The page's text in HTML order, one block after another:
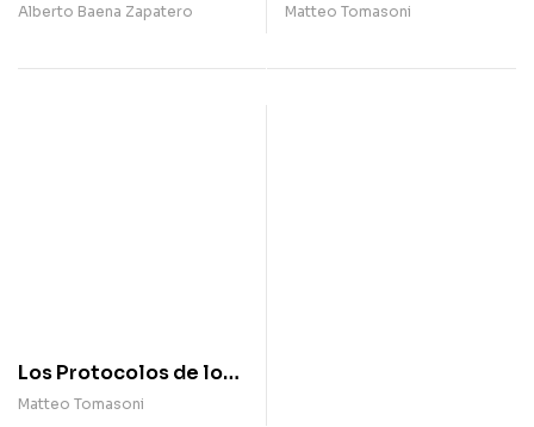
Ignacia Cruzat: una
Alberto Baena Zapatero
Sabios de Sión:
Matteo Tomasoni
Los Protocolos de los
Sabios de Sión:
Matteo Tomasoni